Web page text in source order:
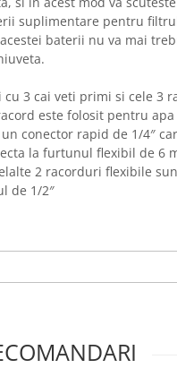
suplimentare pentru
baterii nu va mai
3 cai veti primi si cele 3
este folosit pentru
conector rapid de 1/4″
la furtunul flexibil de 6
2 racorduri flexibile
de 1/2″